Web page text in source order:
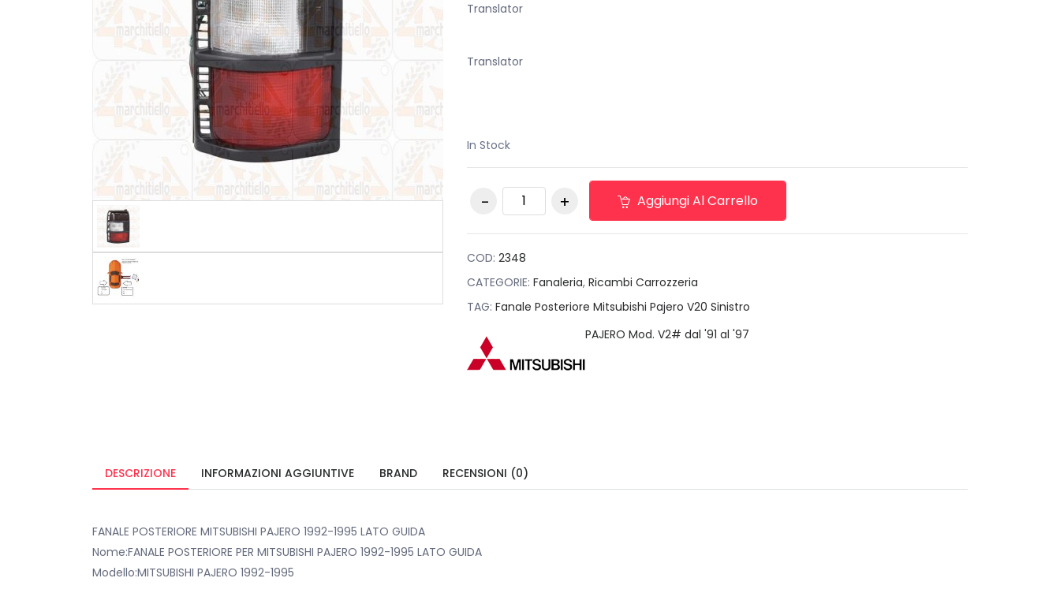
Translator
Translator
In Stock
Fanale Posteriore
Mitsubishi Pajero V20
Aggiungi Al Carrello
COD: 2348
CATEGORIE: Fanaleria, Ricambi Carrozzeria
TAG: Fanale Posteriore Mitsubishi Pajero V20 Sinistro
PAJERO Mod. V2# dal '91 al '97
DESCRIZIONE INFORMAZIONI AGGIUNTIVE BRAND RECENSIONI (0)
FANALE POSTERIORE MITSUBISHI PAJERO 1992-1995 LATO GUIDA
Nome:FANALE POSTERIORE PER MITSUBISHI PAJERO 1992-1995 LATO GUIDA
Modello:MITSUBISHI PAJERO 1992-1995